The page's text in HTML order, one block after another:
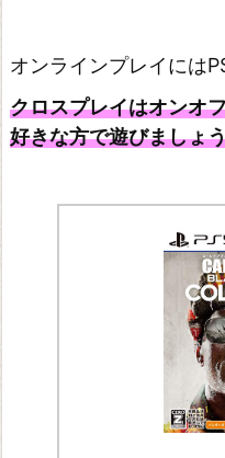
オンラインプレイには
クロスプレイはオンオ
好きな方で遊びましょ